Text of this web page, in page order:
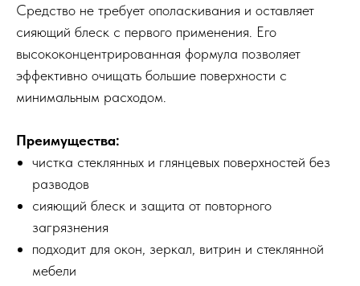
Средство не требует ополаскивания и оставляет
сияющий блеск с первого применения. Его
высококонцентрированная формула позволяет
эффективно очищать большие поверхности с
минимальным расходом.
Преимущества:
чистка стеклянных и глянцевых поверхностей без
разводов
сияющий блеск и защита от повторного
загрязнения
подходит для окон, зеркал, витрин и стеклянной
мебели